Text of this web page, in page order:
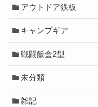
アウトドア鉄板
キャンプギア
戦闘飯盒2型
未分類
雑記